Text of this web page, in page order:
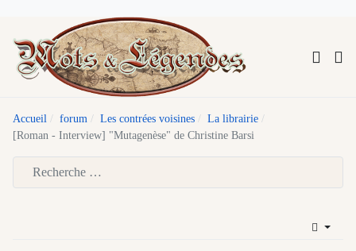
Accueil forum Les contrées voisines
La librairie
[Roman - Interview] "Mutagenèse" de Christine Barsi